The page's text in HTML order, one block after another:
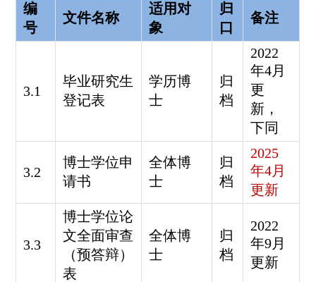
编
号
文件名称
适用对
象
归
口
备注
3.1
毕业研究生
登记表
学历博
士
归
档
2022
年4月
更
新，
下同
3.2
博士学位申
请书
全体博
士
归
档
2025
年4月
更新
3.3
博士学位论
文全面审查
（预答辩）
表
全体博
士
归
档
2022
年9月
更新